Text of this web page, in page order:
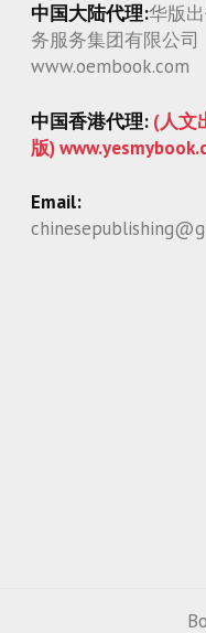
中国大陆代理:华版
务服务集团有限公司
www.oembook.com
中国香港代理: (人文
版)
Email: